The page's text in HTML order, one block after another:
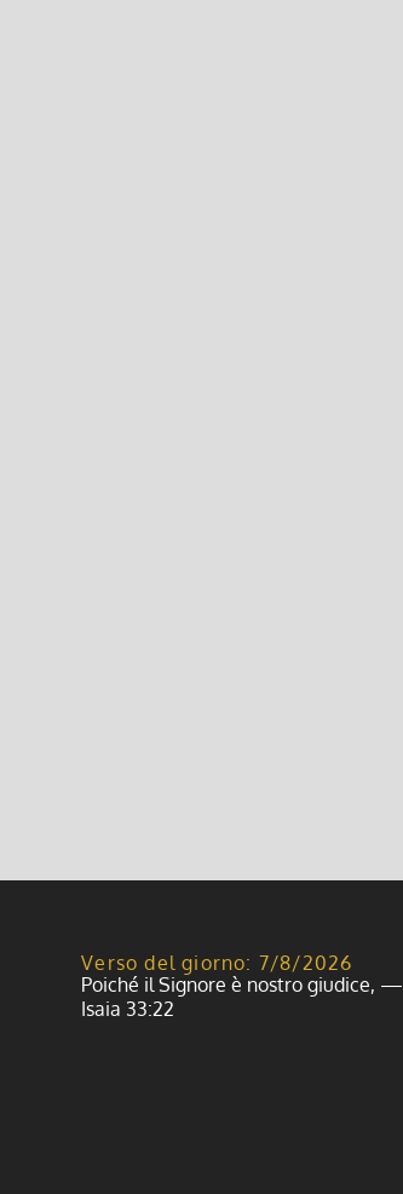
Verso del giorno: 7/8/2026
Poiché il Signore è nostro giudice, —
Isaia 33:22